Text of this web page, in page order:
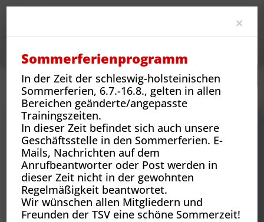
Neues Vereins-News Saisonbericht der 1. Damen
×
Sommerferienprogramm
In der Zeit der schleswig-holsteinischen
Sommerferien, 6.7.-16.8., gelten in allen
Bereichen geänderte/angepasste
Trainingszeiten.
In dieser Zeit befindet sich auch unsere
Geschäftsstelle in den Sommerferien. E-
Mails, Nachrichten auf dem
Anrufbeantworter oder Post werden in
dieser Zeit nicht in der gewohnten
Regelmäßigkeit beantwortet.
Wir wünschen allen Mitgliedern und
Freunden der TSV eine schöne Sommerzeit!